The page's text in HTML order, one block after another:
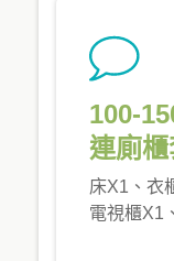
100-
連廁
床X1、衣
電視櫃X1